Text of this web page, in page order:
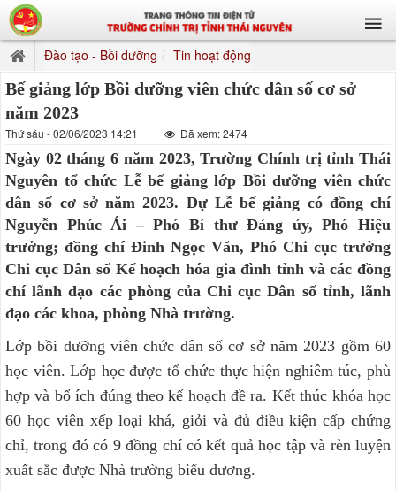
Đào tạo - Bồi dưỡng Tin hoạt động
Bế giảng lớp Bồi dưỡng viên chức dân số cơ sở
năm 2023
Thứ sáu - 02/06/2023 14:21 Đã xem: 2474
Ngày 02 tháng 6 năm 2023, Trường Chính trị tỉnh Thái
Nguyên tổ chức Lễ bế giảng lớp Bồi dưỡng viên chức
dân số cơ sở năm 2023. Dự Lễ bế giảng có đồng chí
Nguyễn Phúc Ái – Phó Bí thư Đảng ủy, Phó Hiệu
trưởng; đồng chí Đinh Ngọc Văn, Phó Chi cục trưởng
Chi cục Dân số Kế hoạch hóa gia đình tỉnh và các đồng
chí lãnh đạo các phòng của Chi cục Dân số tỉnh, lãnh
đạo các khoa, phòng Nhà trường.
Lớp bồi dưỡng viên chức dân số cơ sở năm 2023 gồm 60
học viên. Lớp học được tổ chức thực hiện nghiêm túc, phù
hợp và bổ ích đúng theo kế hoạch đề ra. Kết thúc khóa học
60 học viên xếp loại khá, giỏi và đủ điều kiện cấp chứng
chỉ, trong đó có 9 đồng chí có kết quả học tập và rèn luyện
xuất sắc được Nhà trường biểu dương.